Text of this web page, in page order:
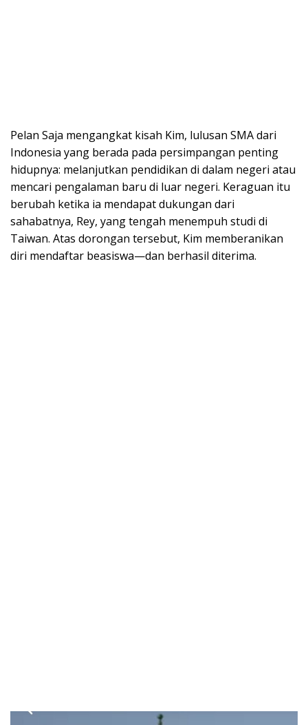
Pelan Saja mengangkat kisah Kim, lulusan SMA dari
Indonesia yang berada pada persimpangan penting
hidupnya: melanjutkan pendidikan di dalam negeri atau
mencari pengalaman baru di luar negeri. Keraguan itu
berubah ketika ia mendapat dukungan dari
sahabatnya, Rey, yang tengah menempuh studi di
Taiwan. Atas dorongan tersebut, Kim memberanikan
diri mendaftar beasiswa—dan berhasil diterima.